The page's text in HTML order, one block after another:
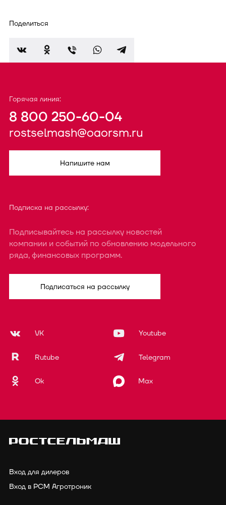
Поделиться
Горячая линия:
8 800 250-60-04
rostselmash@oaorsm.ru
Напишите нам
Подписка на рассылку:
Подписывайтесь на рассылку новостей
компании и событий по обновлению модельного
ряда, финансовых программ.
Подписаться на рассылку
VK Youtube
Rutube Telegram
Ok Max
Вход для дилеров
Вход в РСМ Агротроник